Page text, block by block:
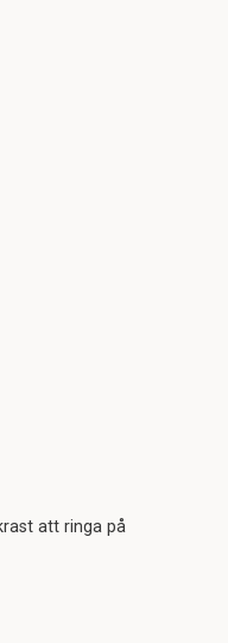
att ringa på